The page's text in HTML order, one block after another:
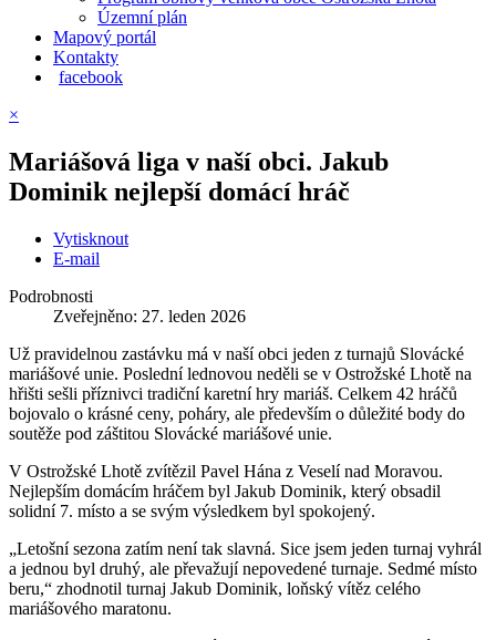
Územní plán
Mapový portál
Kontakty
facebook
×
Mariášová liga v naší obci. Jakub
Dominik nejlepší domácí hráč
Vytisknout
E-mail
Podrobnosti
Zveřejněno: 27. leden 2026
Už pravidelnou zastávku má v naší obci jeden z turnajů Slovácké
mariášové unie. Poslední lednovou neděli se v Ostrožské Lhotě na
hřišti sešli příznivci tradiční karetní hry mariáš. Celkem 42 hráčů
bojovalo o krásné ceny, poháry, ale především o důležité body do
soutěže pod záštitou Slovácké mariášové unie.
V Ostrožské Lhotě zvítězil Pavel Hána z Veselí nad Moravou.
Nejlepším domácím hráčem byl Jakub Dominik, který obsadil
solidní 7. místo a se svým výsledkem byl spokojený.
„Letošní sezona zatím není tak slavná. Sice jsem jeden turnaj vyhrál
a jednou byl druhý, ale převažují nepovedené turnaje. Sedmé místo
beru,“ zhodnotil turnaj Jakub Dominik, loňský vítěz celého
mariášového maratonu.